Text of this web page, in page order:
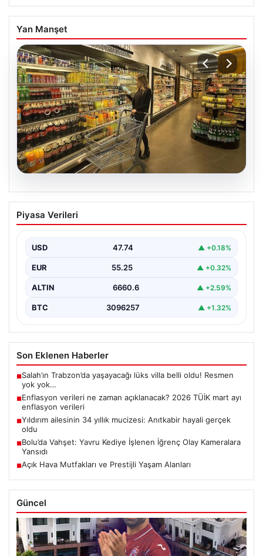
Yan Manşet
07.08.2026
Enflasyon verileri ne zaman
açıklanacak? 2026 TÜİK mart ayı
Piyasa Verileri
USD 47.74 ▲ +0.18%
EUR 55.25 ▲ +0.32%
ALTIN 6660.6 ▲ +2.59%
BTC 3096257 ▲ +1.32%
Son Eklenen Haberler
■Salah’ın Trabzon’da yaşayacağı lüks villa belli oldu! Resmen
yok yok…
■Enflasyon verileri ne zaman açıklanacak? 2026 TÜİK mart ayı
enflasyon verileri
■Yıldırım ailesinin 34 yıllık mucizesi: Anıtkabir hayali gerçek
oldu
■Bolu’da Vahşet: Yavru Kediye İşlenen İğrenç Olay Kameralara
Yansıdı
■Açık Hava Mutfakları ve Prestijli Yaşam Alanları
Güncel